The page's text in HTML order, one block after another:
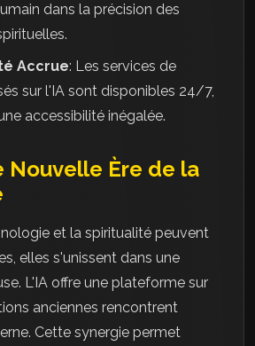
dans la précision des
Accrue: Les services de
sur l'IA sont disponibles 24/7,
accessibilité inégalée.
Nouvelle Ère de la
et la spiritualité peuvent
elles s'unissent dans une
L'IA offre une plateforme sur
anciennes rencontrent
Cette synergie permet